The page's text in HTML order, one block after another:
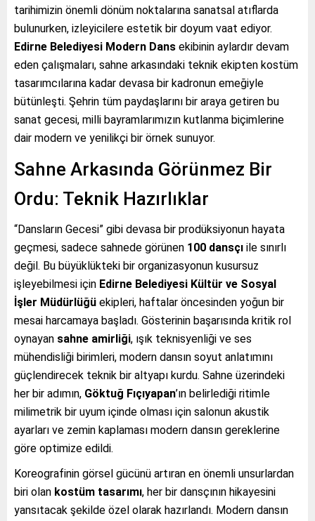
tarihimizin önemli dönüm noktalarına sanatsal atıflarda
bulunurken, izleyicilere estetik bir doyum vaat ediyor.
Edirne Belediyesi Modern Dans ekibinin aylardır devam
eden çalışmaları, sahne arkasındaki teknik ekipten kostüm
tasarımcılarına kadar devasa bir kadronun emeğiyle
bütünleşti. Şehrin tüm paydaşlarını bir araya getiren bu
sanat gecesi, milli bayramlarımızın kutlanma biçimlerine
dair modern ve yenilikçi bir örnek sunuyor.
Sahne Arkasında Görünmez Bir
Ordu: Teknik Hazırlıklar
“Dansların Gecesi” gibi devasa bir prodüksiyonun hayata
geçmesi, sadece sahnede görünen 100 dansçı ile sınırlı
değil. Bu büyüklükteki bir organizasyonun kusursuz
işleyebilmesi için Edirne Belediyesi Kültür ve Sosyal
İşler Müdürlüğü ekipleri, haftalar öncesinden yoğun bir
mesai harcamaya başladı. Gösterinin başarısında kritik rol
oynayan sahne amirliği, ışık teknisyenliği ve ses
mühendisliği birimleri, modern dansın soyut anlatımını
güçlendirecek teknik bir altyapı kurdu. Sahne üzerindeki
her bir adımın, Göktuğ Fıçıyapan’ın belirlediği ritimle
milimetrik bir uyum içinde olması için salonun akustik
ayarları ve zemin kaplaması modern dansın gereklerine
göre optimize edildi.
Koreografinin görsel gücünü artıran en önemli unsurlardan
biri olan kostüm tasarımı, her bir dansçının hikayesini
yansıtacak şekilde özel olarak hazırlandı. Modern dansın